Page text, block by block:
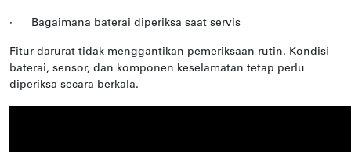
· Bagaimana baterai diperiksa saat servis
Fitur darurat tidak menggantikan pemeriksaan rutin. Kondisi
baterai, sensor, dan komponen keselamatan tetap perlu
diperiksa secara berkala.